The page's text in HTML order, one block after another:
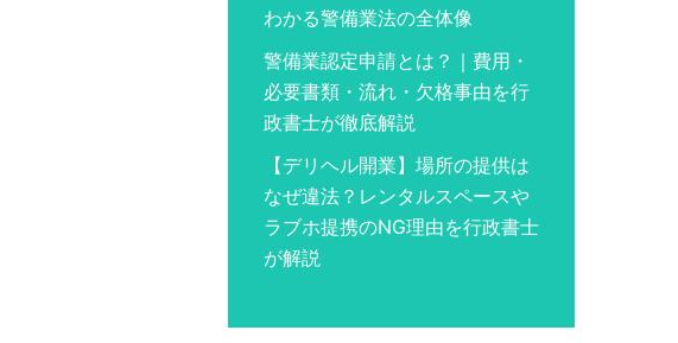
わかる警備業法の全体像
警備業認定申請とは？｜費用・
必要書類・流れ・欠格事由を行
政書士が徹底解説
【デリヘル開業】場所の提供は
なぜ違法？レンタルスペースや
ラブホ提携のNG理由を行政書士
が解説